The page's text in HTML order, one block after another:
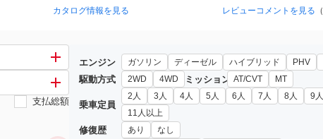
2007年7月~2014年1月（） 2021年7月~（）
カタログ情報を見る レビューコメントを見る （
支払総額
エンジン ガソリン ディーゼル ハイブリッド PHV
駆動方式 2WD 4WD ミッション AT/CVT MT
乗車定員
2人 3人 4人 5人 6人 7人 8人 9人
11人以上
修復歴 あり なし